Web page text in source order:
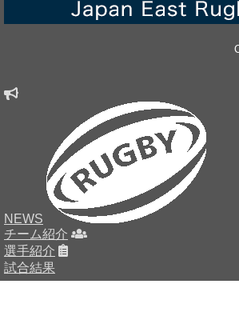
NEWS
チーム紹介
選手紹介
試合結果